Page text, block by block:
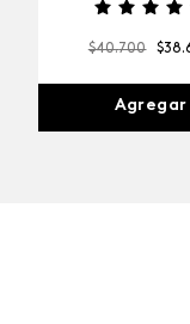
$40.700 $38.
Agregar